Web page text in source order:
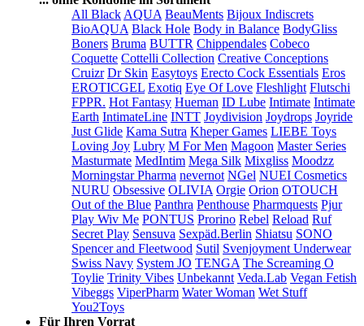
All Black AQUA BeauMents Bijoux Indiscrets
BioAQUA Black Hole Body in Balance BodyGliss
Boners Bruma BUTTR Chippendales Cobeco
Coquette Cottelli Collection Creative Conceptions
Cruizr Dr Skin Easytoys Erecto Cock Essentials Eros
EROTICGEL Exotiq Eye Of Love Fleshlight Flutschi
FPPR. Hot Fantasy Hueman ID Lube Intimate Intimate
Earth IntimateLine INTT Joydivision Joydrops Joyride
Just Glide Kama Sutra Kheper Games LIEBE Toys
Loving Joy Lubry M For Men Magoon Master Series
Masturmate MedIntim Mega Silk Mixgliss Moodzz
Morningstar Pharma nevernot NGel NUEI Cosmetics
NURU Obsessive OLIVIA Orgie Orion OTOUCH
Out of the Blue Panthra Penthouse Pharmquests Pjur
Play Wiv Me PONTUS Prorino Rebel Reload Ruf
Secret Play Sensuva Sexpäd.Berlin Shiatsu SONO
Spencer and Fleetwood Sutil Svenjoyment Underwear
Swiss Navy System JO TENGA The Screaming O
Toylie Trinity Vibes Unbekannt Veda.Lab Vegan Fetish
Vibeggs ViperPharm Water Woman Wet Stuff
You2Toys
Für Ihren Vorrat